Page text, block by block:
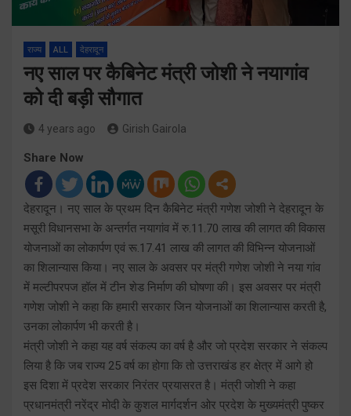
राज्य ALL देहरादून
नए साल पर कैबिनेट मंत्री जोशी ने नयागांव
को दी बड़ी सौगात
4 years ago Girish Gairola
Share Now
देहरादून। नए साल के प्रथम दिन कैबिनेट मंत्री गणेश जोशी ने देहरादून के
मसूरी विधानसभा के अन्तर्गत नयागांव में रु.11.70 लाख की लागत की विकास
योजनाओं का लोकार्पण एवं रू.17.41 लाख की लागत की विभिन्न योजनाओं
का शिलान्यास किया। नए साल के अवसर पर मंत्री गणेश जोशी ने नया गांव
में मल्टीपरपज हॉल में टीन शेड निर्माण की घोषणा की। इस अवसर पर मंत्री
गणेश जोशी ने कहा कि हमारी सरकार जिन योजनाओं का शिलान्यास करती है,
उनका लोकार्पण भी करती है।
मंत्री जोशी ने कहा यह वर्ष संकल्प का वर्ष है और जो प्रदेश सरकार ने संकल्प
लिया है कि जब राज्य 25 वर्ष का होगा कि तो उत्तराखंड हर क्षेत्र में आगे हो
इस दिशा में प्रदेश सरकार निरंतर प्रयासरत है। मंत्री जोशी ने कहा
प्रधानमंत्री नरेंद्र मोदी के कुशल मार्गदर्शन ओर प्रदेश के मुख्यमंत्री पुष्कर